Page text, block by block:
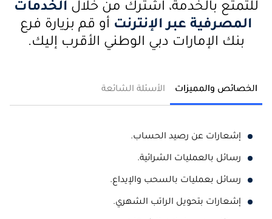
للتمتع بالخدمة، اشترك من خلال الخدمات
المصرفية عبر الإنترنت أو قم بزيارة فرع
بنك الإمارات دبي الوطني الأقرب إليك.
الخصائص والمميزات الأسئلة الشائعة
إشعارات عن رصيد الحساب.
رسائل بالعمليات الشرائية.
رسائل بعمليات بالسحب والإيداع.
إشعارات بتحويل الراتب الشهري.